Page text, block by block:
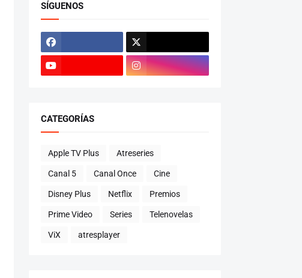
SÍGUENOS
CATEGORÍAS
Apple TV Plus Atreseries
Canal 5 Canal Once Cine
Disney Plus Netflix Premios
Prime Video Series Telenovelas
ViX atresplayer